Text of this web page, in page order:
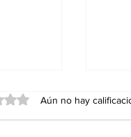
0 de 5 estrellas.
Aún no hay